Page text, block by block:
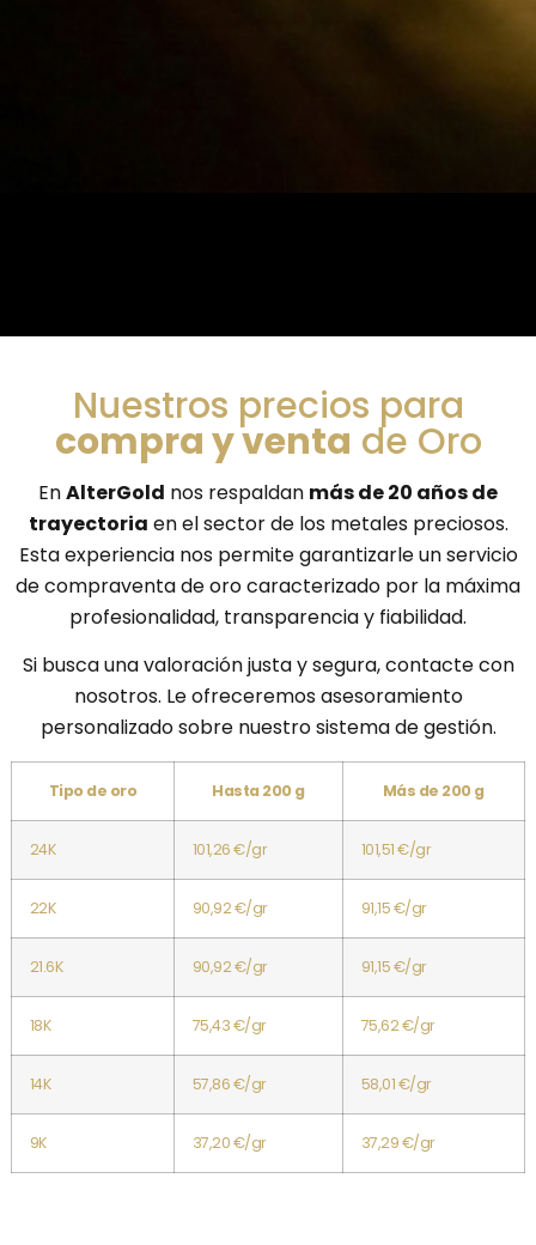
Nuestros precios para
compra y venta de Oro
EnAlterGold nos respaldan más de 20 años de
trayectoria en el sector de los metales preciosos.
Esta experiencia nos permite garantizarle un servicio
de compraventa de oro caracterizado por la máxima
profesionalidad, transparencia y fiabilidad.
Si busca una valoración justa y segura, contacte con
nosotros. Le ofreceremos asesoramiento
personalizado sobre nuestro sistema de gestión.
Tipo de oro Hasta 200 g Más de 200 g
24K 101,26 €/gr 101,51 €/gr
22K 90,92 €/gr 91,15 €/gr
21.6K 90,92 €/gr 91,15 €/gr
18K 75,43 €/gr 75,62 €/gr
14K 57,86 €/gr 58,01 €/gr
9K 37,20 €/gr 37,29 €/gr